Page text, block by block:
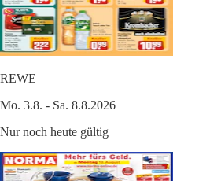
REWE
Mo. 3.8. - Sa. 8.8.2026
Nur noch heute gültig